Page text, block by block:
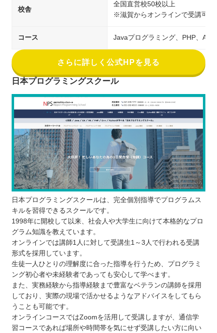
校舎
全国直営校50校以上
※滋賀からオンラインで受講可能
コース Javaプログラミング、PHP、
さらに詳しく公式HPを見る
日本プログラミングスクール
日本プログラミングスクールは、完全個別指導でプログラムス
キルを習得できるスクールです。
1998年に開校して以来、社会人や大学生に向けて本格的なプロ
グラム知識を教えています。
オンラインでは講師1人に対して受講生1～3人で行われる受講
形式を採用しています。
生徒一人ひとりの理解度に合った指導を行うため、プログラミ
ング初心者や未経験者であっても安心して学べます。
また、実務経験から指導経験まで豊富なベテランの講師を採用
しており、実際の現場で活かせるようなアドバイスをしてもら
うことも可能です。
オンラインコースではZoomを活用して受講しますが、通信学
習コースであれば場所や時間帯を気にせず受講したい方に向い